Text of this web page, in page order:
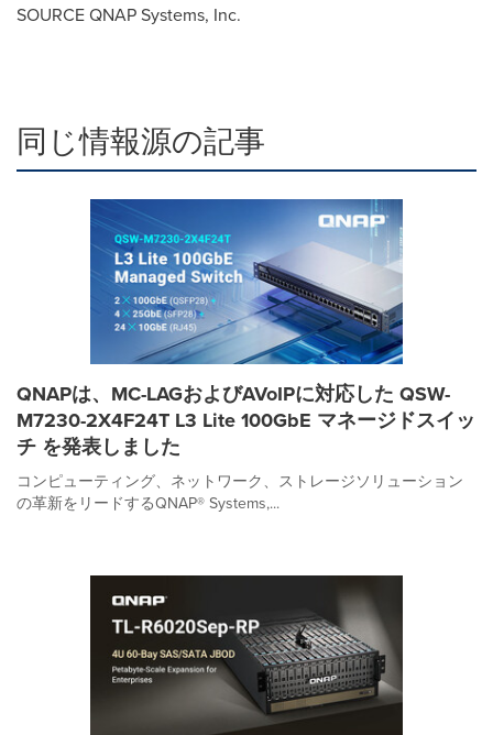
SOURCE QNAP Systems, Inc.
同じ情報源の記事
QNAPは、MC-LAGおよびAVoIPに対応した QSW-
M7230-2X4F24T L3 Lite 100GbE マネージドスイッ
チ を発表しました
コンピューティング、ネットワーク、ストレージソリューション
の革新をリードするQNAP® Systems,...